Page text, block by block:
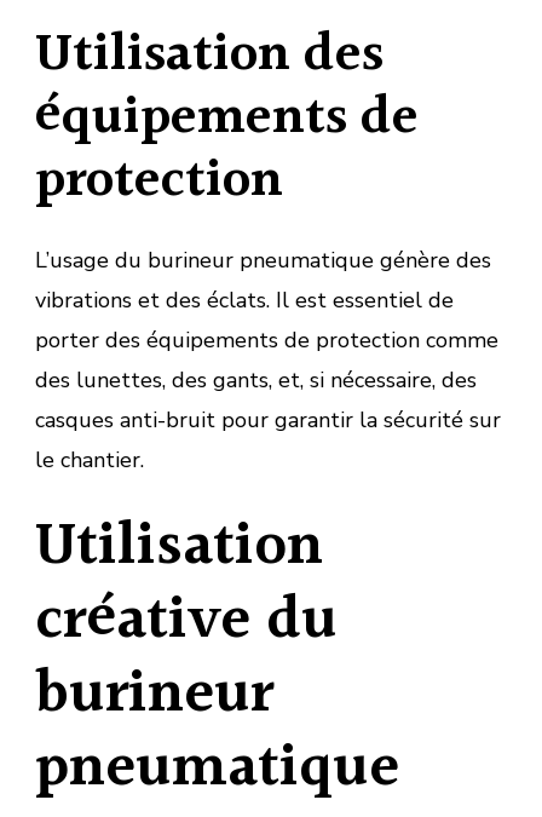
Utilisation des
équipements de
protection
L’usage du burineur pneumatique génère des
vibrations et des éclats. Il est essentiel de
porter des équipements de protection comme
des lunettes, des gants, et, si nécessaire, des
casques anti-bruit pour garantir la sécurité sur
le chantier.
Utilisation
créative du
burineur
pneumatique